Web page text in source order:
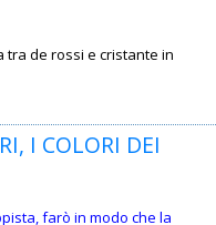
tra de rossi e cristante in
I COLORI DEI
farò in modo che la